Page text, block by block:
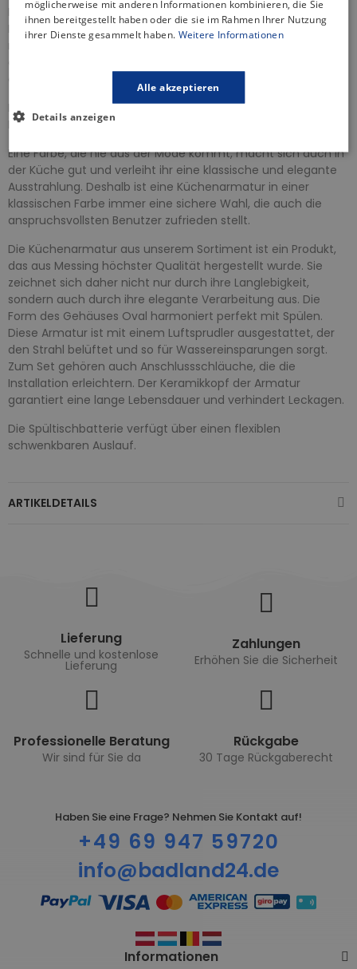
Die Küchenbatterie ist ein wichtiges Element in jeder Küche.
Die von uns angebotenen Küchenarmaturen zeichnen sich
nicht nur durch ihre Funktionalität, sondern auch durch ihr
Die Küchenarmatur der SerieRHEAist in einer modernen
Farbgebung Silber, die Stil und Eleganz in Ihre Küche verleiht.
Eine Farbe, die nie aus der Mode kommt, macht sich auch in
der Küche gut und verleiht ihr eine klassische und elegante
Ausstrahlung. Deshalb ist eine Küchenarmatur in einer
klassischen Farbe immer eine sichere Wahl, die auch die
anspruchsvollsten Benutzer zufrieden stellt.
Die Küchenarmatur aus unserem Sortiment ist ein Produkt,
das aus Messing höchster Qualität hergestellt wurde. Sie
zeichnet sich daher nicht nur durch ihre Langlebigkeit,
sondern auch durch ihre elegante Verarbeitung aus. Die
Form des Gehäuses Oval harmoniert perfekt mit Spülen.
Diese Armatur ist mit einem Luftsprudler ausgestattet, der
den Strahl belüftet und so für Wassereinsparungen sorgt.
Zum Set gehören auch Anschlussschläuche, die die
Installation erleichtern. Der Keramikkopf der Armatur
garantiert eine lange Lebensdauer und verhindert Leckagen.
Die Spültischbatterie verfügt über einen flexiblen
schwenkbaren Auslauf.
ARTIKELDETAILS
Lieferung
Schnelle und kostenlose
Lieferung
Zahlungen
Erhöhen Sie die Sicherheit
Professionelle Beratung
Wir sind für Sie da
Rückgabe
30 Tage Rückgaberecht
Haben Sie eine Frage? Nehmen Sie Kontakt auf!
+49 69 947 59720
info@badland24.de
Informationen
möglicherweise mit anderen Informationen kombinieren, die Sie
ihnen bereitgestellt haben oder die sie im Rahmen Ihrer Nutzung
ihrer Dienste gesammelt haben. Weitere Informationen
Alle akzeptieren
Details anzeigen